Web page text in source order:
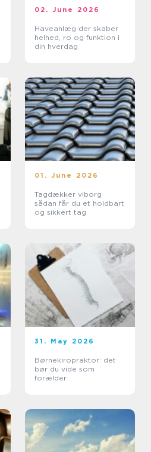
02. June 2026
Haveanlæg der skaber
helhed, ro og funktion i
din hverdag
01. June 2026
Tagdækker viborg
sådan får du et holdbart
og sikkert tag
31. May 2026
Børnekiropraktor: det
bør du vide som
forælder